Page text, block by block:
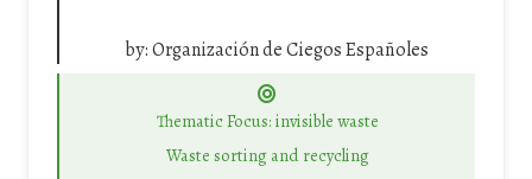
by:Organización de Ciegos Españoles
Thematic Focus: invisible waste
Waste sorting and recycling